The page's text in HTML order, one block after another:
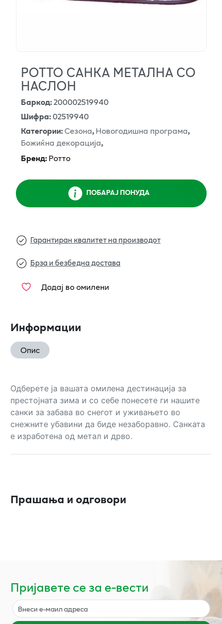
РОТТО САНКА МЕТАЛНА СО
НАСЛОН
Баркод:200002519940
Шифра:02519940
Категории:Сезона,Новогодишна програма,
Божиќна декорација,
Бренд:Ротто
ПОБАРАЈ ПОНУДА
Гарантиран квалитет на производот
Брза и безбедна достава
Додај во омилени
Информации
Опис
Одберете ја вашата омилена дестинација за
престојната зима и со себе понесете ги нашите
санки за забава во снегот и уживањето во
снежните убавини да биде незаборавно. Санката
е изработена од метал и дрво.
Прашања и одговори
Пријавете се за е-вести